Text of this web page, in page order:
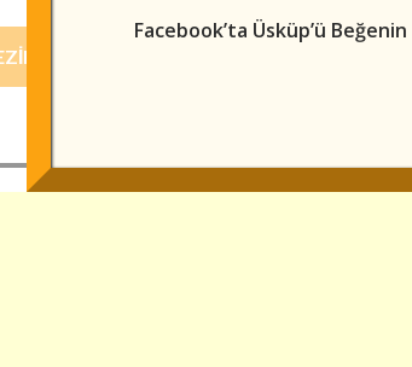
GÖRÜLECEK YERLER
Facebook’ta Üsküp’ü Beğenin